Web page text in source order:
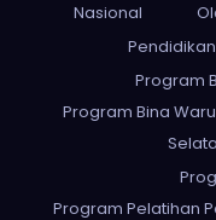
Nasional
Program
Program Bina
Program Pelatihan